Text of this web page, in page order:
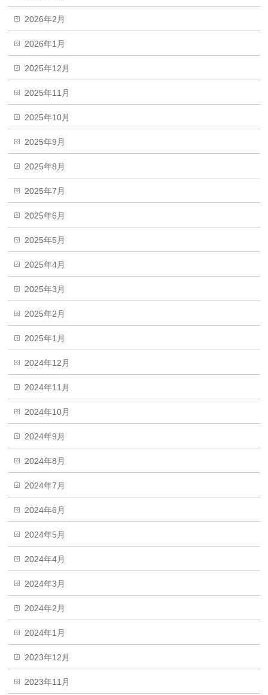
2026年2月
2026年1月
2025年12月
2025年11月
2025年10月
2025年9月
2025年8月
2025年7月
2025年6月
2025年5月
2025年4月
2025年3月
2025年2月
2025年1月
2024年12月
2024年11月
2024年10月
2024年9月
2024年8月
2024年7月
2024年6月
2024年5月
2024年4月
2024年3月
2024年2月
2024年1月
2023年12月
2023年11月